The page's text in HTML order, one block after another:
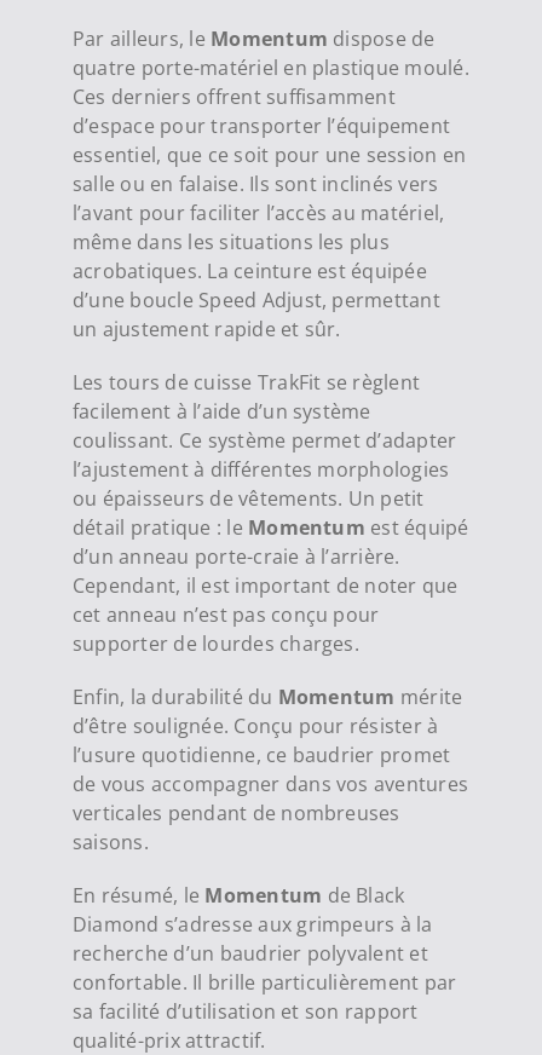
Par ailleurs, le Momentum dispose de
quatre porte-matériel en plastique moulé.
Ces derniers offrent suffisamment
d’espace pour transporter l’équipement
essentiel, que ce soit pour une session en
salle ou en falaise. Ils sont inclinés vers
l’avant pour faciliter l’accès au matériel,
même dans les situations les plus
acrobatiques. La ceinture est équipée
d’une boucle Speed ​​Adjust, permettant
un ajustement rapide et sûr.
Les tours de cuisse TrakFit se règlent
facilement à l’aide d’un système
coulissant. Ce système permet d’adapter
l’ajustement à différentes morphologies
ou épaisseurs de vêtements. Un petit
détail pratique : le Momentum est équipé
d’un anneau porte-craie à l’arrière.
Cependant, il est important de noter que
cet anneau n’est pas conçu pour
supporter de lourdes charges.
Enfin, la durabilité du Momentum mérite
d’être soulignée. Conçu pour résister à
l’usure quotidienne, ce baudrier promet
de vous accompagner dans vos aventures
verticales pendant de nombreuses
saisons.
En résumé, le Momentum de Black
Diamond s’adresse aux grimpeurs à la
recherche d’un baudrier polyvalent et
confortable. Il brille particulièrement par
sa facilité d’utilisation et son rapport
qualité-prix attractif.